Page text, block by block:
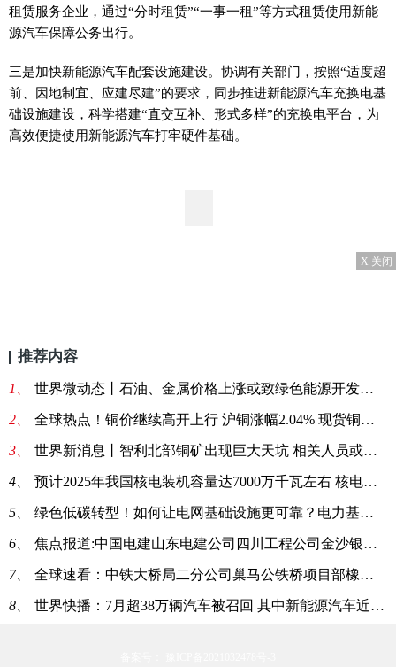
租赁服务企业，通过“分时租赁”“一事一租”等方式租赁使用新能
源汽车保障公务出行。
三是加快新能源汽车配套设施建设。协调有关部门，按照“适度超
前、因地制宜、应建尽建”的要求，同步推进新能源汽车充换电基
础设施建设，科学搭建“直交互补、形式多样”的充换电平台，为
高效便捷使用新能源汽车打牢硬件基础。
X 关闭
推荐内容
1、 世界微动态丨石油、金属价格上涨或致绿色能源开发减少
2、 全球热点！铜价继续高开上行 沪铜涨幅2.04% 现货铜上涨1000元
3、 世界新消息丨智利北部铜矿出现巨大天坑 相关人员或被制裁
4、 预计2025年我国核电装机容量达7000万千瓦左右 核电发电量占比将增至10%
5、 绿色低碳转型！如何让电网基础设施更可靠？电力基建先行
6、 焦点报道:中国电建山东电建公司四川工程公司金沙银座充电站项目部电缆采购项目询价公告
7、 全球速看：中铁大桥局二分公司巢马公铁桥项目部橡套铜芯电缆和电焊钳线询价采购
8、 世界快播：7月超38万辆汽车被召回 其中新能源汽车近三成